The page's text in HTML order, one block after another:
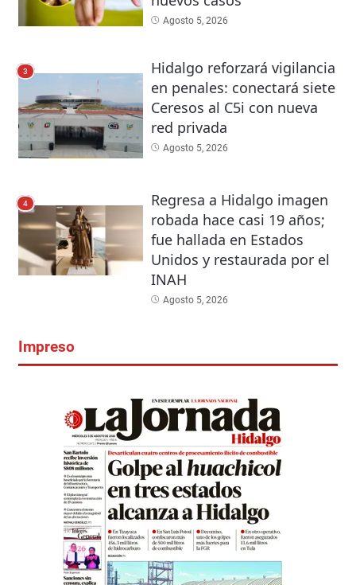
Agosto 5, 2026
3
Hidalgo reforzará vigilancia
en penales: conectará siete
Ceresos al C5i con nueva
red privada
Agosto 5, 2026
4
Regresa a Hidalgo imagen
robada hace casi 19 años;
fue hallada en Estados
Unidos y restaurada por el
INAH
Agosto 5, 2026
Impreso